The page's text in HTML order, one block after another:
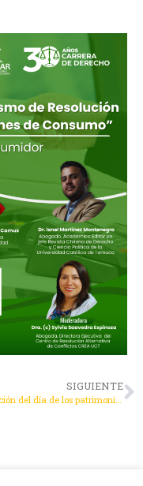
SIGUIENTE
Celebración del día de los patrimonios CORTE DE APELACIONES TEMUCO